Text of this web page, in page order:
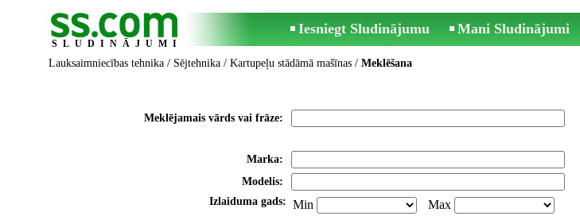
SLUDINĀJUMI
Iesniegt Sludinājumu Mani Sludinājumi
Lauksaimniecības tehnika / Sējtehnika / Kartupeļu stādāmā mašīnas / Meklēšana
Meklējamais vārds vai frāze:
Marka:
Modelis:
Izlaiduma gads: Min Max